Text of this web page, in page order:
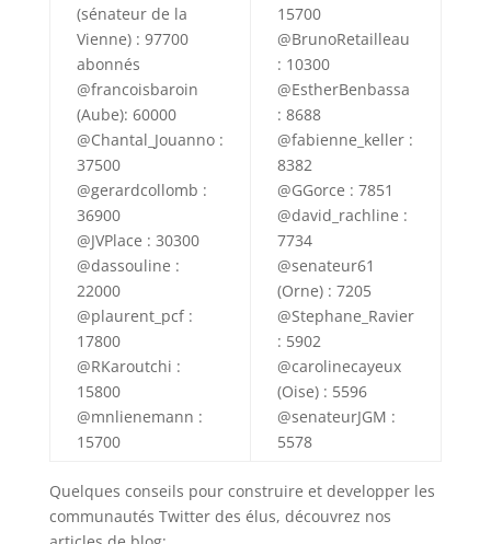
(sénateur de la
Vienne) : 97700
abonnés
@francoisbaroin
(Aube): 60000
@Chantal_Jouanno :
37500
@gerardcollomb :
36900
@JVPlace : 30300
@dassouline :
22000
@plaurent_pcf :
17800
@RKaroutchi :
15800
@mnlienemann :
15700
15700
@BrunoRetailleau
: 10300
@EstherBenbassa
: 8688
@fabienne_keller :
8382
@GGorce : 7851
@david_rachline :
7734
@senateur61
(Orne) : 7205
@Stephane_Ravier
: 5902
@carolinecayeux
(Oise) : 5596
@senateurJGM :
5578
Quelques conseils pour construire et developper les
communautés Twitter des élus, découvrez nos